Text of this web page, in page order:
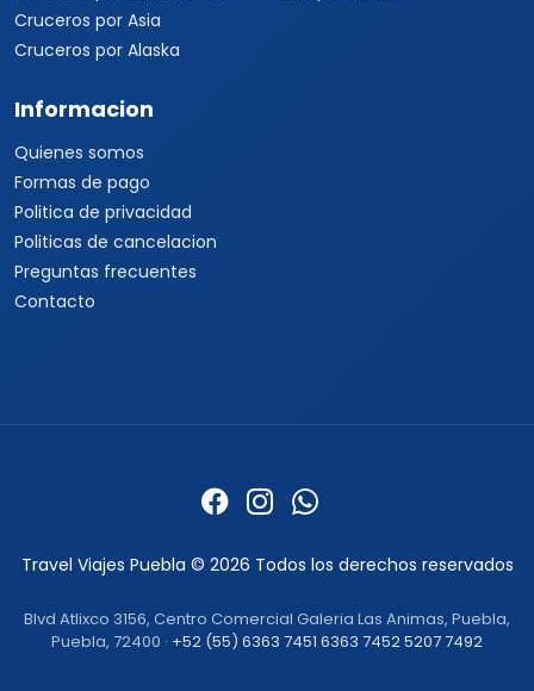
Todos los Cruceros
Cruceros por el Caribe
Mediterráneo
Cruceros Islas Griegas
Cruceros por Sudamérica
Cruceros por Asia
Cruceros por Alaska
Informacion
Politicas de cancelacion